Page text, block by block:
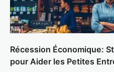
Récession Économique:
pour Aider les Petites